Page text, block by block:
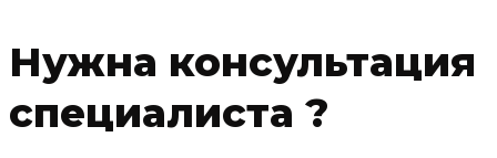
Нужна консультация
специалиста ?